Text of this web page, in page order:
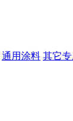
通用涂料 其它